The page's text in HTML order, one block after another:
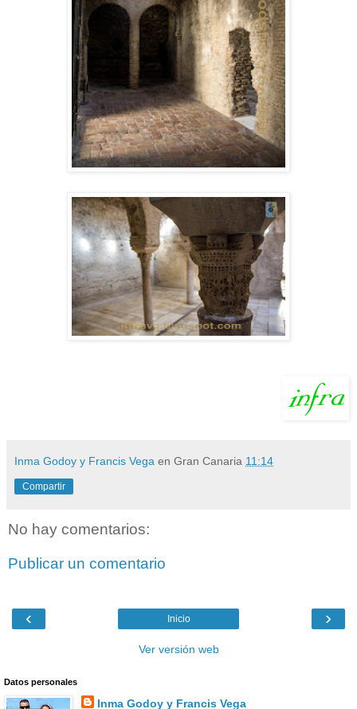
Inma Godoy y Francis Vega en Gran Canaria 11:14
Compartir
No hay comentarios:
Publicar un comentario
‹ ›
Inicio
Ver versión web
Datos personales
Inma Godoy y Francis Vega